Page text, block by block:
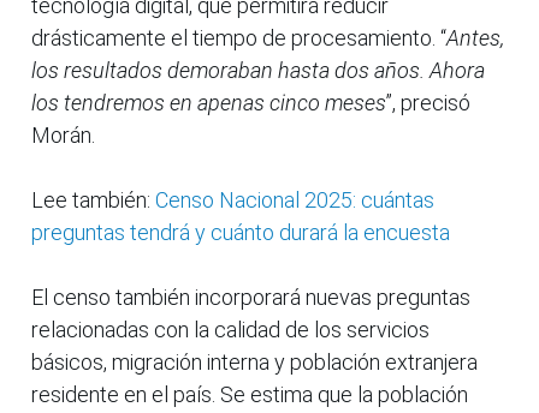
tecnología digital, que permitirá reducir
drásticamente el tiempo de procesamiento. “Antes,
los resultados demoraban hasta dos años. Ahora
los tendremos en apenas cinco meses”, precisó
Morán.
Lee también: Censo Nacional 2025: cuántas
preguntas tendrá y cuánto durará la encuesta
El censo también incorporará nuevas preguntas
relacionadas con la calidad de los servicios
básicos, migración interna y población extranjera
residente en el país. Se estima que la población